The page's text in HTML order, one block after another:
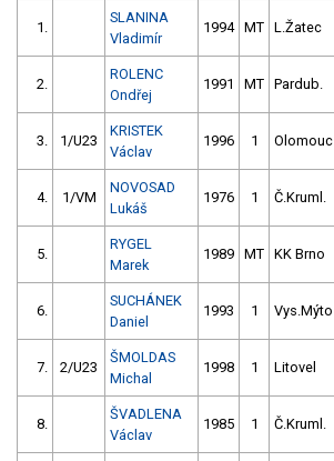
1.
SLANINA
Vladimír
1994 MT L.Žatec
2.
ROLENC
Ondřej
1991 MT Pardub.
3. 1/U23
KRISTEK
Václav
1996 1 Olomouc
4. 1/VM
NOVOSAD
Lukáš
1976 1 Č.Kruml.
5.
RYGEL
Marek
1989 MT KK Brno
6.
SUCHÁNEK
Daniel
1993 1 Vys.Mýto
7. 2/U23
ŠMOLDAS
Michal
1998 1 Litovel
8.
ŠVADLENA
Václav
1985 1 Č.Kruml.